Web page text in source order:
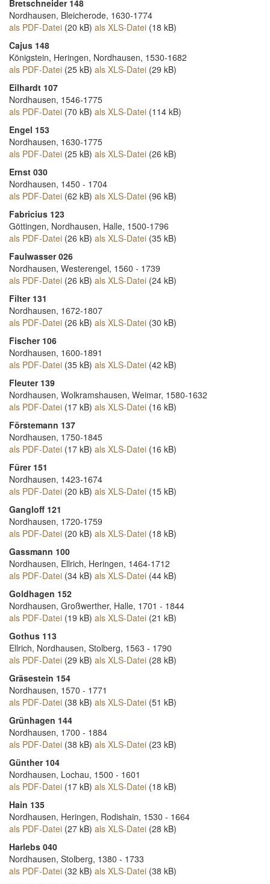
Bretschneider 148
Nordhausen, Bleicherode, 1630-1774
als PDF-Datei (20 kB) als XLS-Datei (18 kB)
Cajus 148
Königstein, Heringen, Nordhausen, 1530-1682
als PDF-Datei (25 kB) als XLS-Datei (29 kB)
Eilhardt 107
Nordhausen, 1546-1775
als PDF-Datei (70 kB) als XLS-Datei (114 kB)
Engel 153
Nordhausen, 1630-1775
als PDF-Datei (25 kB) als XLS-Datei (26 kB)
Ernst 030
Nordhausen, 1450 - 1704
als PDF-Datei (62 kB) als XLS-Datei (96 kB)
Fabricius 123
Göttingen, Nordhausen, Halle, 1500-1796
als PDF-Datei (26 kB) als XLS-Datei (35 kB)
Faulwasser 026
Nordhausen, Westerengel, 1560 - 1739
als PDF-Datei (26 kB) als XLS-Datei (24 kB)
Filter 131
Nordhausen, 1672-1807
als PDF-Datei (26 kB) als XLS-Datei (30 kB)
Fischer 106
Nordhausen, 1600-1891
als PDF-Datei (35 kB) als XLS-Datei (42 kB)
Fleuter 139
Nordhausen, Wolkramshausen, Weimar, 1580-1632
als PDF-Datei (17 kB) als XLS-Datei (16 kB)
Förstemann 137
Nordhausen, 1750-1845
als PDF-Datei (17 kB) als XLS-Datei (16 kB)
Fürer 151
Nordhausen, 1423-1674
als PDF-Datei (20 kB) als XLS-Datei (15 kB)
Gangloff 121
Nordhausen, 1720-1759
als PDF-Datei (20 kB) als XLS-Datei (18 kB)
Gassmann 100
Nordhausen, Ellrich, Heringen, 1464-1712
als PDF-Datei (34 kB) als XLS-Datei (44 kB)
Goldhagen 152
Nordhausen, Großwerther, Halle, 1701 - 1844
als PDF-Datei (19 kB) als XLS-Datei (21 kB)
Gothus 113
Ellrich, Nordhausen, Stolberg, 1563 - 1790
als PDF-Datei (29 kB) als XLS-Datei (28 kB)
Gräsestein 154
Nordhausen, 1570 - 1771
als PDF-Datei (38 kB) als XLS-Datei (51 kB)
Grünhagen 144
Nordhausen, 1700 - 1884
als PDF-Datei (38 kB) als XLS-Datei (23 kB)
Günther 104
Nordhausen, Lochau, 1500 - 1601
als PDF-Datei (17 kB) als XLS-Datei (18 kB)
Hain 135
Nordhausen, Heringen, Rodishain, 1530 - 1664
als PDF-Datei (27 kB) als XLS-Datei (28 kB)
Harlebs 040
Nordhausen, Stolberg, 1380 - 1733
als PDF-Datei (32 kB) als XLS-Datei (38 kB)